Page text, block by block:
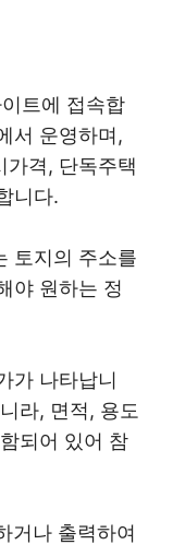
이트에 접속합
서 운영하며,
가격, 단독주택
니다.
토지의 주소를
야 원하는 정
가 나타납니
라, 면적, 용도
되어 있어 참
거나 출력하여